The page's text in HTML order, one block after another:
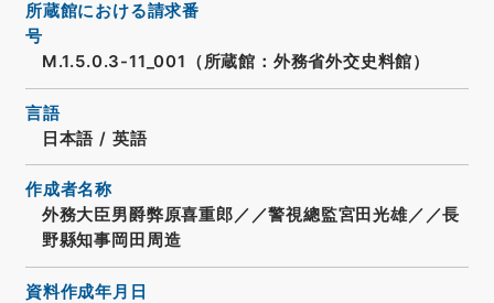
所蔵館における請求番
号
M.1.5.0.3-11_001（所蔵館：外務省外交史料館）
言語
日本語 / 英語
作成者名称
外務大臣男爵弊原喜重郎／／警視總監宮田光雄／／長
野縣知事岡田周造
資料作成年月日